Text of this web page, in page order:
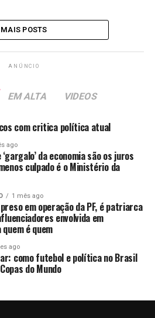
MAIS POSTS
ANÚNCIO
EM ALTA VIDEOS
com critica política atual
ago
da economia são os juros
culpado é o Ministério da
1 mês ago
em operação da PF, é patriarca
envolvida em
é quem
ago
como futebol e política no Brasil
do Mundo